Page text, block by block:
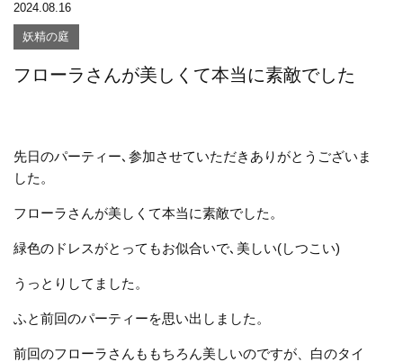
2024.08.16
妖精の庭
フローラさんが美しくて本当に素敵でした
先日のパーティー､参加させていただきありがとうございま
した。
フローラさんが美しくて本当に素敵でした。
緑色のドレスがとってもお似合いで､美しい(しつこい)
うっとりしてました。
ふと前回のパーティーを思い出しました。
前回のフローラさんももちろん美しいのですが、白のタイ